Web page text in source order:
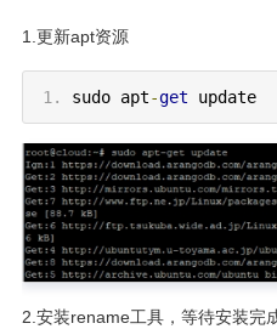
独享代理
长效代理
1.更新apt资源
sudo apt-get update
2.安装rename工具，等待安装完